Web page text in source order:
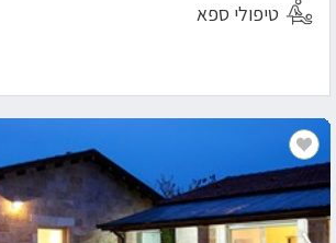
טיפולי ספא